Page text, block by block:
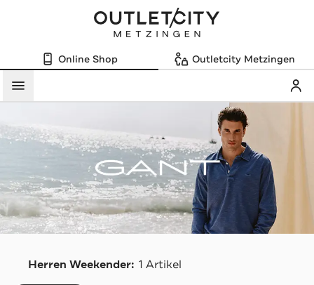
Online Shop Outletcity Metzingen
Menü
Herren Weekender: 1 Artikel